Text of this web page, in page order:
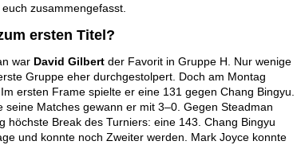
zusammengefasst.
ersten Titel?
war David Gilbert der Favorit in Gruppe H. Nur wenige
Gruppe eher durchgestolpert. Doch am Montag
ersten Frame spielte er eine 131 gegen Chang Bingyu.
seine Matches gewann er mit 3–0. Gegen Steadman
höchste Break des Turniers: eine 143. Chang Bingyu
und konnte noch Zweiter werden. Mark Joyce konnte